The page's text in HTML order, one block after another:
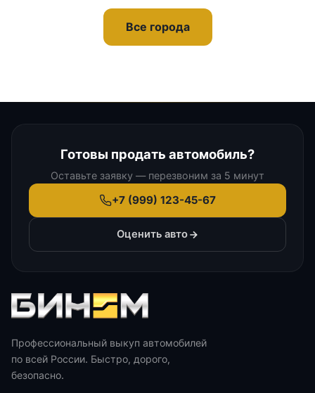
Все города
Готовы продать автомобиль?
Оставьте заявку — перезвоним за 5 минут
+7 (999) 123-45-67
Оценить авто
Профессиональный выкуп автомобилей
по всей России. Быстро, дорого,
безопасно.